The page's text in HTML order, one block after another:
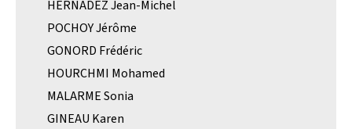
HERNADEZ Jean-Michel
POCHOY Jérôme
GONORD Frédéric
HOURCHMI Mohamed
MALARME Sonia
GINEAU Karen